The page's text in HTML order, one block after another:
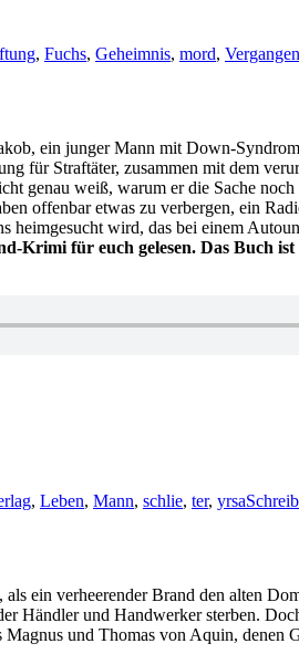
, Fuchs, Geheimnis, mord,
ein junger Mann mit Down-
für Straftäter, zusammen mit dem
genau weiß, warum er die Sache
offenbar etwas zu verbergen, ein
heimgesucht wird, das bei einem
Krimi für euch gelesen. Das Buch
, Leben, Mann, schlie, ter, yrsa
ein verheerender Brand den alten
Händler und Handwerker sterben.
und Thomas von Aquin, denen